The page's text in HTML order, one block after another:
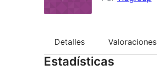
Detalles Valoraciones
Estadísticas